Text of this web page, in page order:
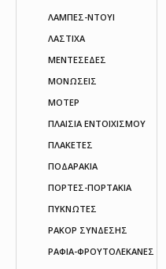
ΛΑΜΠΕΣ-ΝΤΟΥΙ
ΛΑΣΤΙΧΑ
ΜΕΝΤΕΣΕΔΕΣ
ΜΟΝΩΣΕΙΣ
ΜΟΤΕΡ
ΠΛΑΙΣΙΑ ΕΝΤΟΙΧΙΣΜΟΥ
ΠΛΑΚΕΤΕΣ
ΠΟΔΑΡΑΚΙΑ
ΠΟΡΤΕΣ-ΠΟΡΤΑΚΙΑ
ΠΥΚΝΩΤΕΣ
ΡΑΚΟΡ ΣΥΝΔΕΣΗΣ
ΡΑΦΙΑ-ΦΡΟΥΤΟΛΕΚΑΝΕΣ